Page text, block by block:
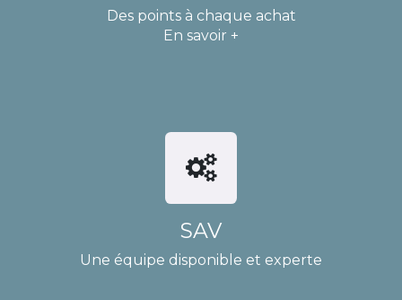
Des points à chaque achat
En savoir +
SAV
Une équipe disponible et experte